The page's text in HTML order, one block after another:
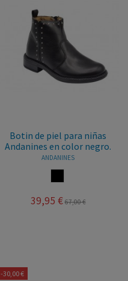
Botin de piel para niñas
Andanines en color negro.
ANDANINES
39,95 € 67,00 €
-30,00 €